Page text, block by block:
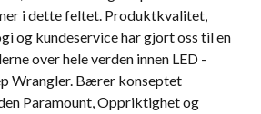
i dette feltet. Produktkvalitet,
og kundeservice har gjort oss til en
over hele verden innen LED -
Wrangler. Bærer konseptet
Paramount, Oppriktighet og